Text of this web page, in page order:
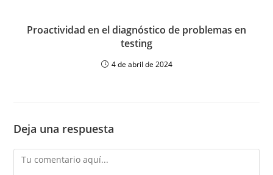
Proactividad en el diagnóstico de problemas en
testing
4 de abril de 2024
Deja una respuesta